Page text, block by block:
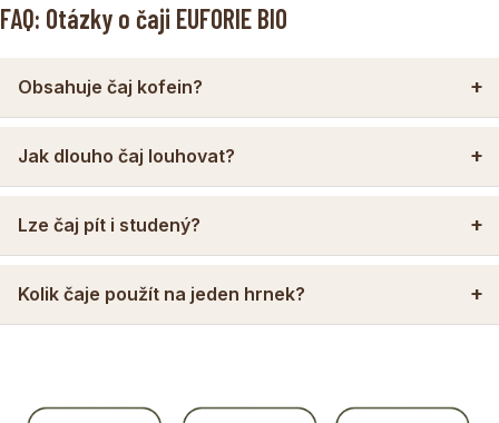
FAQ: Otázky o čaji EUFORIE BIO
Obsahuje čaj kofein?
Jak dlouho čaj louhovat?
Lze čaj pít i studený?
Kolik čaje použít na jeden hrnek?